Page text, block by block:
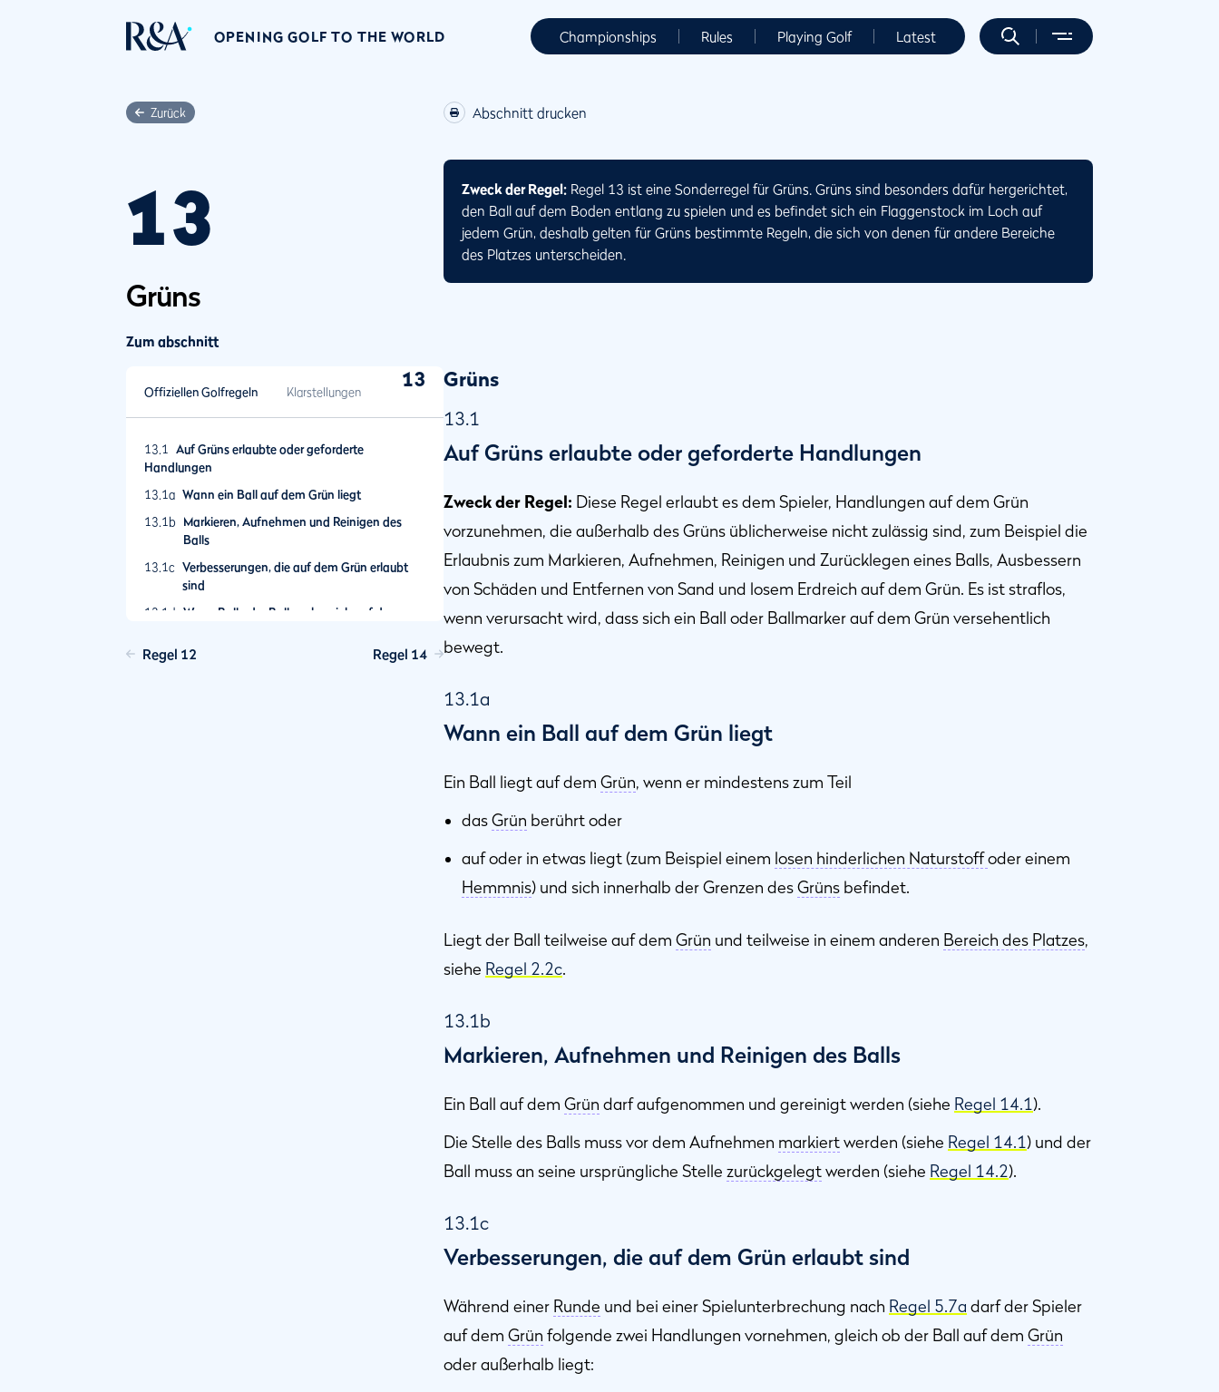
OPENING GOLF TO THE WORLD Championships Rules Playing Golf Latest
Zurück
13
Grüns
Zum abschnitt
Offiziellen Golfregeln Klarstellungen
13.1
Auf Grüns erlaubte oder geforderte
Handlungen
13.1a Wann ein Ball auf dem Grün liegt
13.1b
Markieren, Aufnehmen und Reinigen des
Balls
13.1c Verbesserungen, die auf dem Grün erlaubt
sind
13.1d Wenn Ball oder Ballmarker sich auf dem
13.1e Kein absichtliches Prüfen der Grüns
Regel 12 Regel 14
Abschnitt drucken
Zweck der Regel: Regel 13 ist eine Sonderregel für Grüns. Grüns sind besonders dafür hergerichtet,
den Ball auf dem Boden entlang zu spielen und es befindet sich ein Flaggenstock im Loch auf
jedem Grün, deshalb gelten für Grüns bestimmte Regeln, die sich von denen für andere Bereiche
des Platzes unterscheiden.
13 Grüns
13.1
Auf Grüns erlaubte oder geforderte Handlungen
Zweck der Regel: Diese Regel erlaubt es dem Spieler, Handlungen auf dem Grün
vorzunehmen, die außerhalb des Grüns üblicherweise nicht zulässig sind, zum Beispiel die
Erlaubnis zum Markieren, Aufnehmen, Reinigen und Zurücklegen eines Balls, Ausbessern
von Schäden und Entfernen von Sand und losem Erdreich auf dem Grün. Es ist straflos,
wenn verursacht wird, dass sich ein Ball oder Ballmarker auf dem Grün versehentlich
bewegt.
13.1a
Wann ein Ball auf dem Grün liegt
Ein Ball liegt auf dem Grün, wenn er mindestens zum Teil
dasGrün berührt oder
auf oder in etwas liegt (zum Beispiel einem losen hinderlichen Naturstoffoder einem
Hemmnis) und sich innerhalb der Grenzen desGrüns befindet.
Liegt der Ball teilweise auf dem Grün und teilweise in einem anderen Bereich des Platzes,
siehe Regel 2.2c.
13.1b
Markieren, Aufnehmen und Reinigen des Balls
Ein Ball auf dem Grün darf aufgenommen und gereinigt werden (siehe Regel 14.1).
Die Stelle des Balls muss vor dem Aufnehmen markiertwerden (siehe Regel 14.1) und der
Ball muss an seine ursprüngliche Stelle zurückgelegtwerden (siehe Regel 14.2).
13.1c
Verbesserungen, die auf dem Grün erlaubt sind
Während einer Runde und bei einer Spielunterbrechung nach Regel 5.7a darf der Spieler
auf dem Grün folgende zwei Handlungen vornehmen, gleich ob der Ball auf dem Grün
oder außerhalb liegt: